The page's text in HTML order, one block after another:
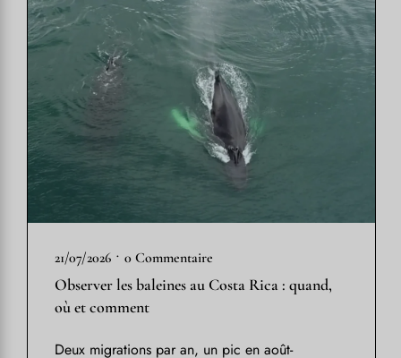
21/07/2026 • 0 Commentaire
Observer les baleines au Costa Rica : quand,
où et comment
Deux migrations par an, un pic en août-